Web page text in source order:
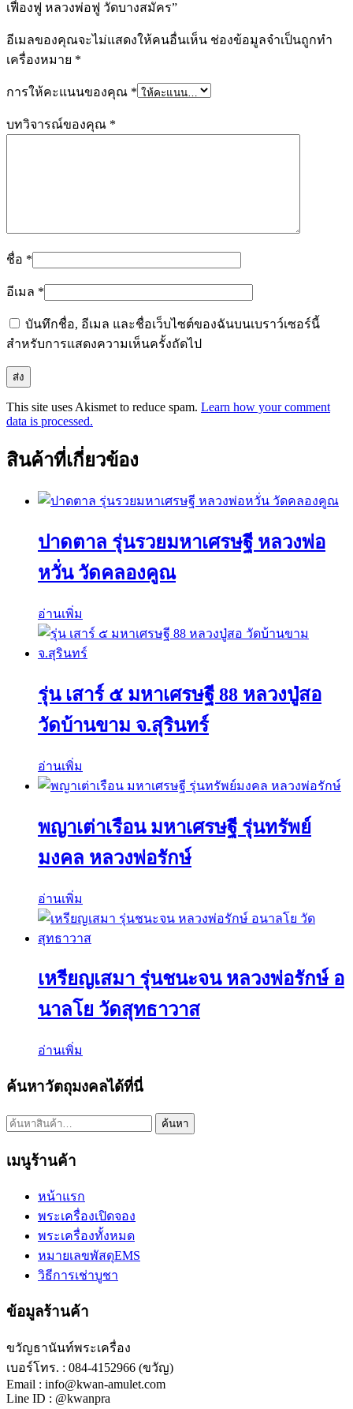
เฟื่องฟู หลวงพ่อฟู วัดบางสมัคร”
อีเมลของคุณจะไม่แสดงให้คนอื่นเห็น ช่องข้อมูลจำเป็นถูกทำ
เครื่องหมาย *
การให้คะแนนของคุณ *
บทวิจารณ์ของคุณ *
ชื่อ *
อีเมล *
บันทึกชื่อ, อีเมล และชื่อเว็บไซต์ของฉันบนเบราว์เซอร์นี้
สำหรับการแสดงความเห็นครั้งถัดไป
This site uses Akismet to reduce spam. Learn how your comment
data is processed.
สินค้าที่เกี่ยวข้อง
ปาดตาล รุ่นรวยมหาเศรษฐี หลวงพ่อ
หวั่น วัดคลองคูณ
อ่านเพิ่ม
รุ่น เสาร์ ๕ มหาเศรษฐี 88 หลวงปู่สอ
วัดบ้านขาม จ.สุรินทร์
อ่านเพิ่ม
พญาเต่าเรือน มหาเศรษฐี รุ่นทรัพย์
มงคล หลวงพ่อรักษ์
อ่านเพิ่ม
เหรียญเสมา รุ่นชนะจน หลวงพ่อรักษ์ อ
นาลโย วัดสุทธาวาส
อ่านเพิ่ม
ค้นหาวัตถุมงคลได้ที่นี่
ค้นหา: ค้นหา
เมนูร้านค้า
หน้าแรก
พระเครื่องเปิดจอง
พระเครื่องทั้งหมด
หมายเลขพัสดุEMS
วิธีการเช่าบูชา
ข้อมูลร้านค้า
ขวัญธานันท์พระเครื่อง
เบอร์โทร. : 084-4152966 (ขวัญ)
Email : info@kwan-amulet.com
Line ID : @kwanpra